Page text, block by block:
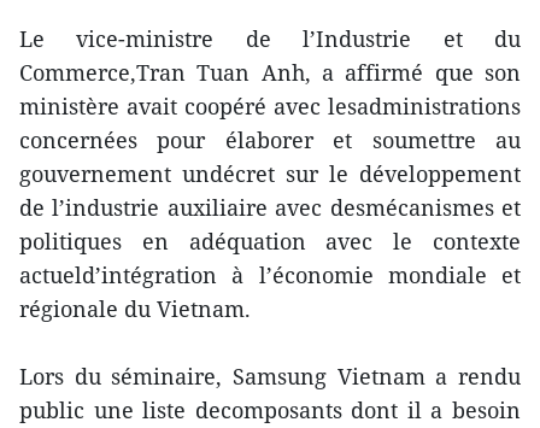
Le vice-ministre de l’Industrie et du
Commerce,Tran Tuan Anh, a affirmé que son
ministère avait coopéré avec lesadministrations
concernées pour élaborer et soumettre au
gouvernement undécret sur le développement
de l’industrie auxiliaire avec desmécanismes et
politiques en adéquation avec le contexte
actueld’intégration à l’économie mondiale et
régionale du Vietnam.
Lors du séminaire, Samsung Vietnam a rendu
public une liste decomposants dont il a besoin